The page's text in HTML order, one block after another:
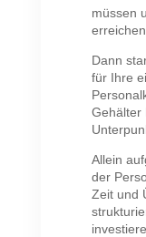
müssen
erreichen.
Dann
für Ihre
Gehälter
Allein
der
Zeit und